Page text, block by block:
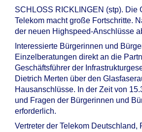
SCHLOSS RICKLINGEN (stp). Die
Telekom macht große Fortschritte.
der neuen Highspeed-Anschlüsse
Interessierte Bürgerinnen und
Einzelberatungen direkt an die
Geschäftsführer der
Dietrich Merten über den
Hausanschlüsse. In der Zeit von
und Fragen der Bürgerinnen und
erforderlich.
Vertreter der Telekom